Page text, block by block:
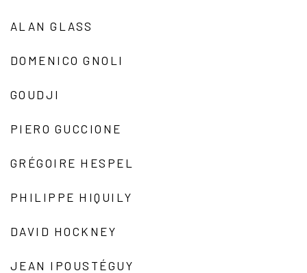
ALAN GLASS
DOMENICO GNOLI
GOUDJI
PIERO GUCCIONE
GRÉGOIRE HESPEL
PHILIPPE HIQUILY
DAVID HOCKNEY
JEAN IPOUSTÉGUY